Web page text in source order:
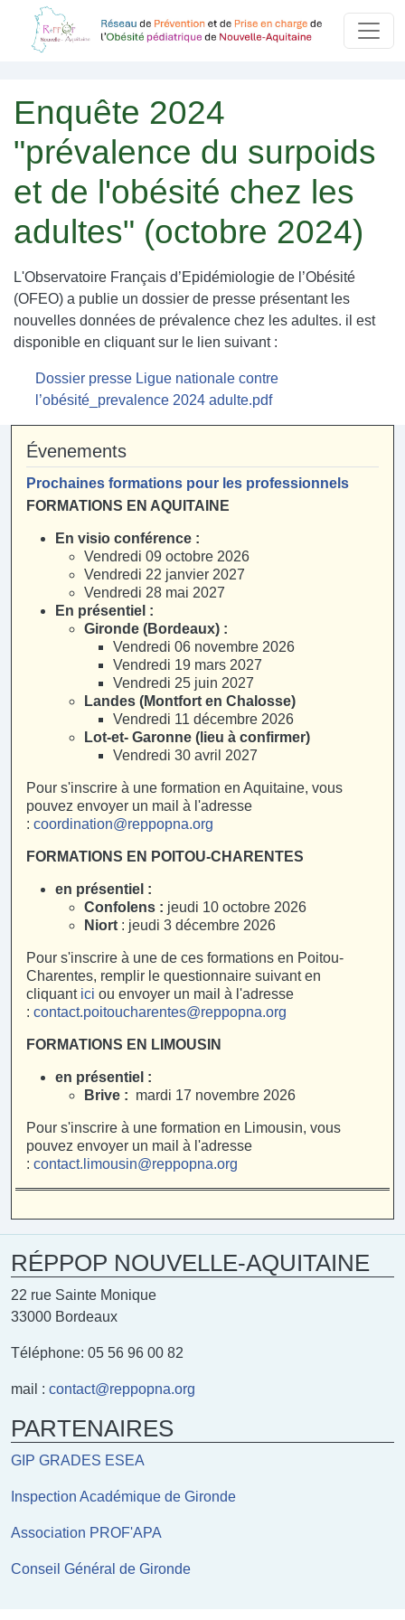
Aller au contenu principal
Enquête 2024
"prévalence du surpoids
et de l'obésité chez les
adultes" (octobre 2024)
L'Observatoire Français d’Epidémiologie de l’Obésité
(OFEO) a publie un dossier de presse présentant les
nouvelles données de prévalence chez les adultes. il est
disponible en cliquant sur le lien suivant :
Document
Dossier presse Ligue nationale contre
l’obésité_prevalence 2024 adulte.pdf
Évenements
Prochaines formations pour les professionnels
FORMATIONS EN AQUITAINE
En visio conférence :
Vendredi 09 octobre 2026
Vendredi 22 janvier 2027
Vendredi 28 mai 2027
En présentiel :
Gironde (Bordeaux) :
Vendredi 06 novembre 2026
Vendredi 19 mars 2027
Vendredi 25 juin 2027
Landes (Montfort en Chalosse)
Vendredi 11 décembre 2026
Lot-et- Garonne (lieu à confirmer)
Vendredi 30 avril 2027
Pour s'inscrire à une formation en Aquitaine, vous
pouvez envoyer un mail à l'adresse
: coordination@reppopna.org
FORMATIONS EN POITOU-CHARENTES
en présentiel :
Confolens : jeudi 10 octobre 2026
Niort : jeudi 3 décembre 2026
Pour s'inscrire à une de ces formations en Poitou-
Charentes, remplir le questionnaire suivant en
cliquant ici ou envoyer un mail à l'adresse
: contact.poitoucharentes@reppopna.org
FORMATIONS EN LIMOUSIN
en présentiel :
Brive : mardi 17 novembre 2026
Pour s'inscrire à une formation en Limousin, vous
pouvez envoyer un mail à l'adresse
: contact.limousin@reppopna.org
RÉPPOP NOUVELLE-AQUITAINE
22 rue Sainte Monique
33000 Bordeaux
Téléphone: 05 56 96 00 82
mail : contact@reppopna.org
PARTENAIRES
GIP GRADES ESEA
Inspection Académique de Gironde
Association PROF'APA
Conseil Général de Gironde
Panneau de gestion des cookies